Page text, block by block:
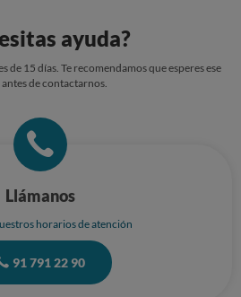
ayuda?
de 15 días. Te recomendamos que esperes ese
de contactarnos.
Llámanos
horarios de atención
91 791 22 90